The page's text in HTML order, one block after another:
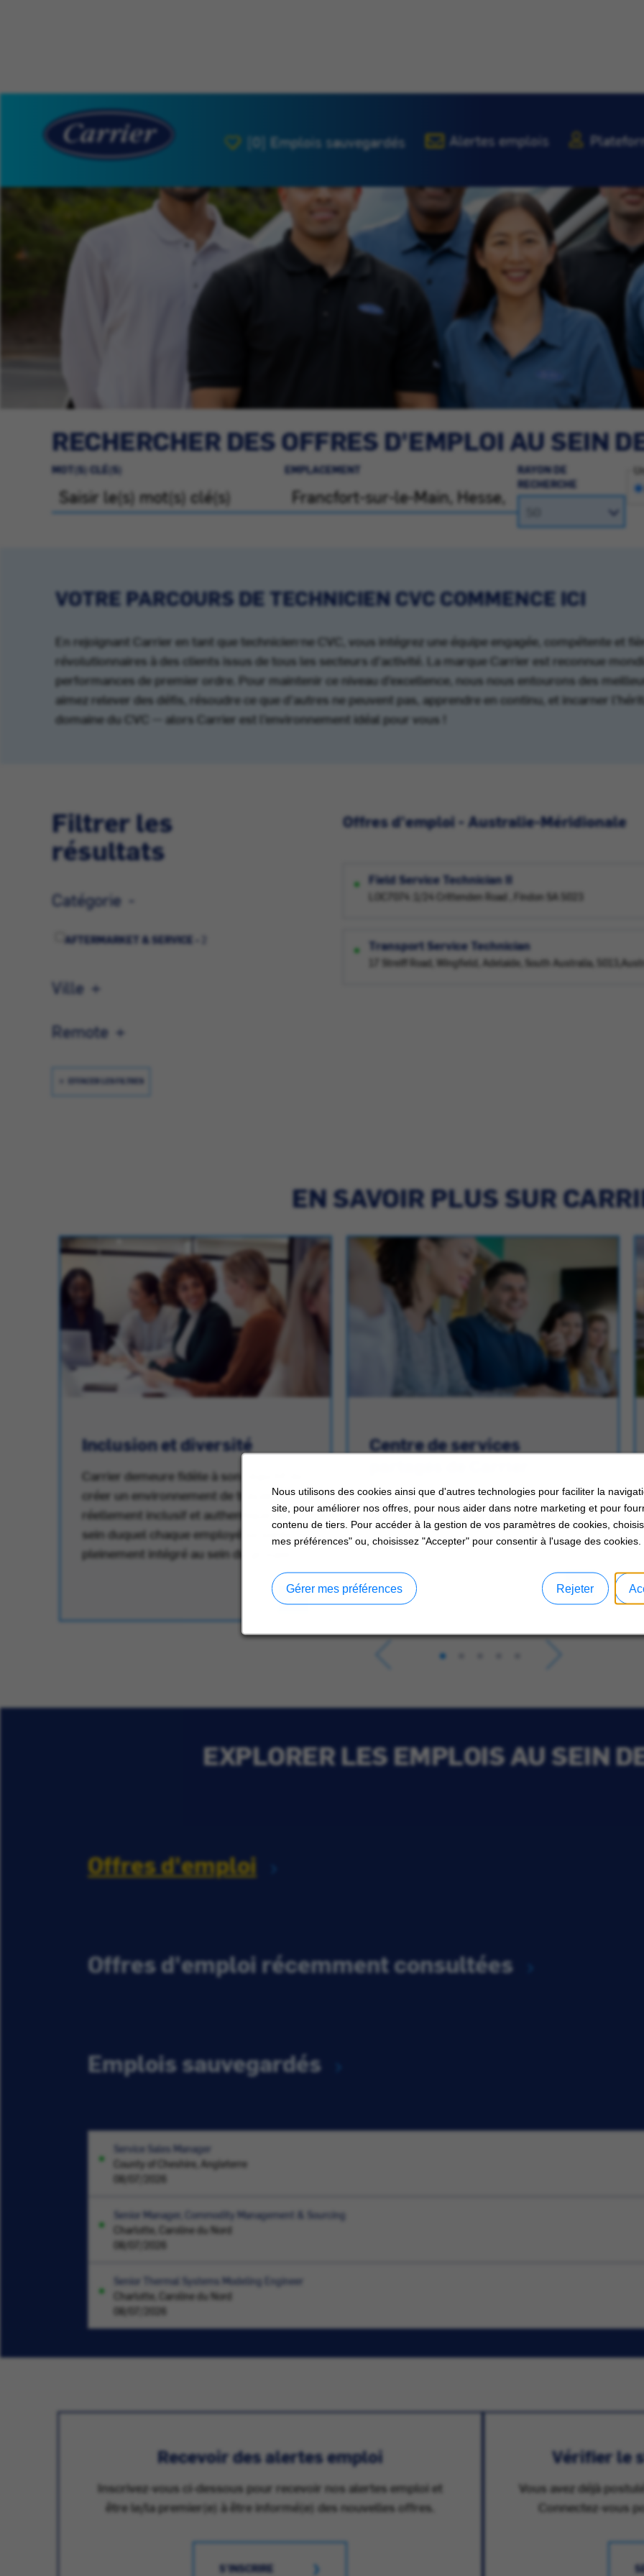
Nous utilisons des cookies ainsi que d'autres technologies pour faciliter la
site, pour améliorer nos offres, pour nous aider dans notre marketing et pour
contenu de tiers. Pour accéder à la gestion de vos paramètres de cookies,
mes préférences" ou, choisissez "Accepter" pour consentir à l'usage des cookies.
Rejeter
Gérer mes préférences
[0] Emplois sauvegardés Alertes emplois
RECHERCHER DES OFFRES D'EMPLOI AU SEIN
MOT(S) CLÉ(S) EMPLACEMENT
RAYON DE
RECHERCHE
VOTRE PARCOURS DE TECHNICIEN CVC COMMENCE ICI
En rejoignant Carrier en tant que technicien·ne CVC, vous intégrez une équipe engagée, compétente et
révolutionnaires à des clients issus de tous les secteurs d’activité. La marque Carrier est reconnue
performances de premier ordre. Pour maintenir ce niveau d’excellence, nous nous entourons des
aimez relever des défis, résoudre ce que d’autres ne peuvent pas, apprendre en continu, et incarner
domaine du CVC — alors Carrier est l’environnement idéal pour vous !
Filtrer les
résultats
Catégorie
AFTERMARKET & SERVICE -
Ville
Remote
EFFACER LES FILTRES
Offres d'emploi - Australie-Méridionale
Field Service Technician II
LOC7074 :1/24 Crittenden Road , Findon SA 5023
Transport Service Technician
17 Streiff Road, Wingfield, Adelaide, South Australia,
EN SAVOIR PLUS SUR
Inclusion et diversité
Carrier demeure fidèle à son objectif de
créer un environnement de travail
réellement inclusif et authentique, au
sein duquel chaque employé se sente
pleinement intégré au sein du groupe.
Centre de services
Découvrez les opportunités au sein de
nos centres de services partagés.
EXPLORER LES EMPLOIS AU SEIN
Offres d'emploi
Offres d'emploi récemment consultées
Emplois sauvegardés
Service Sales Manager
County of Cheshire, Angleterre
08/07/2026
Senior Manager, Commodity Management & Sourcing
Charlotte, Caroline du Nord
08/07/2026
Senior Thermal Systems Modeling Engineer
Charlotte, Caroline du Nord
08/07/2026
Recevoir des alertes emploi
Inscrivez-vous ci-dessous pour recevoir nos alertes emploi et
être le/la premier(e) à être informé(e) des nouvelles offres.
S'INSCRIRE
Vérifier le
Vous avez déjà
Connectez-vous